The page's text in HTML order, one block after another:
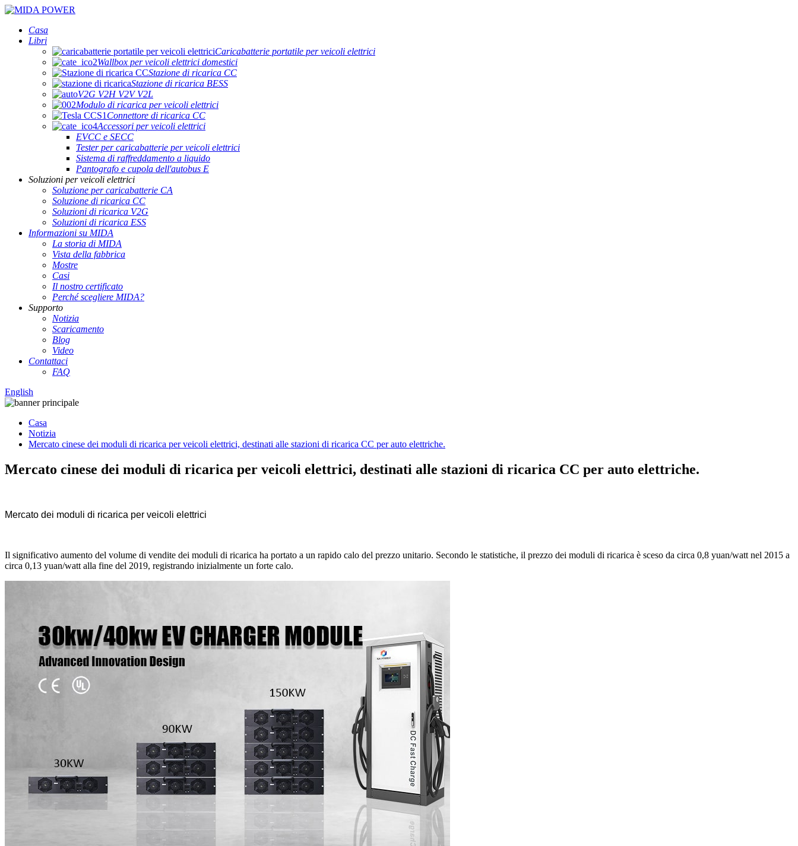
Casa
Libri
Caricabatterie portatile per veicoli elettrici
Wallbox per veicoli elettrici domestici
Stazione di ricarica CC
Stazione di ricarica BESS
V2G V2H V2V V2L
Modulo di ricarica per veicoli elettrici
Connettore di ricarica CC
Accessori per veicoli elettrici
EVCC e SECC
Tester per caricabatterie per veicoli elettrici
Sistema di raffreddamento a liquido
Pantografo e cupola dell'autobus E
Soluzioni per veicoli elettrici
Soluzione per caricabatterie CA
Soluzione di ricarica CC
Soluzioni di ricarica V2G
Soluzioni di ricarica ESS
Informazioni su MIDA
La storia di MIDA
Vista della fabbrica
Mostre
Casi
Il nostro certificato
Perché scegliere MIDA?
Supporto
Notizia
Scaricamento
Blog
Video
Contattaci
FAQ
English
Casa
Notizia
Mercato cinese dei moduli di ricarica per veicoli elettrici, destinati alle stazioni di ricarica CC per auto elettriche.
Mercato cinese dei moduli di ricarica per veicoli elettrici, destinati alle stazioni di ricarica CC per auto elettriche.
Mercato dei moduli di ricarica per veicoli elettrici
Il significativo aumento del volume di vendite dei moduli di ricarica ha portato a un rapido calo del prezzo unitario. Secondo le statistiche, il prezzo dei moduli di ricarica è sceso da circa 0,8 yuan/watt nel 2015 a
circa 0,13 yuan/watt alla fine del 2019, registrando inizialmente un forte calo.